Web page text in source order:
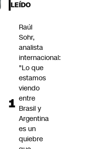
LEÍDO
Raúl
Sohr,
analista
internacional:
"Lo que
estamos
viendo
entre
Brasil y
Argentina
es un
quiebre